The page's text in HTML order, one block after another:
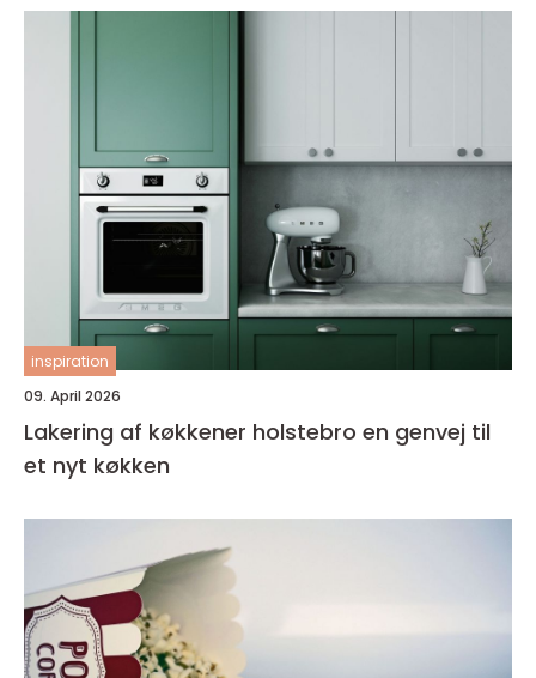
inspiration
09. April 2026
Lakering af køkkener holstebro en genvej til
et nyt køkken